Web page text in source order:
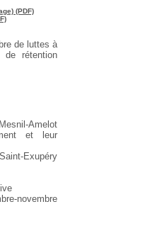
(PDF)
de luttes à
de rétention
Amelot
et leur
Exupéry
novembre